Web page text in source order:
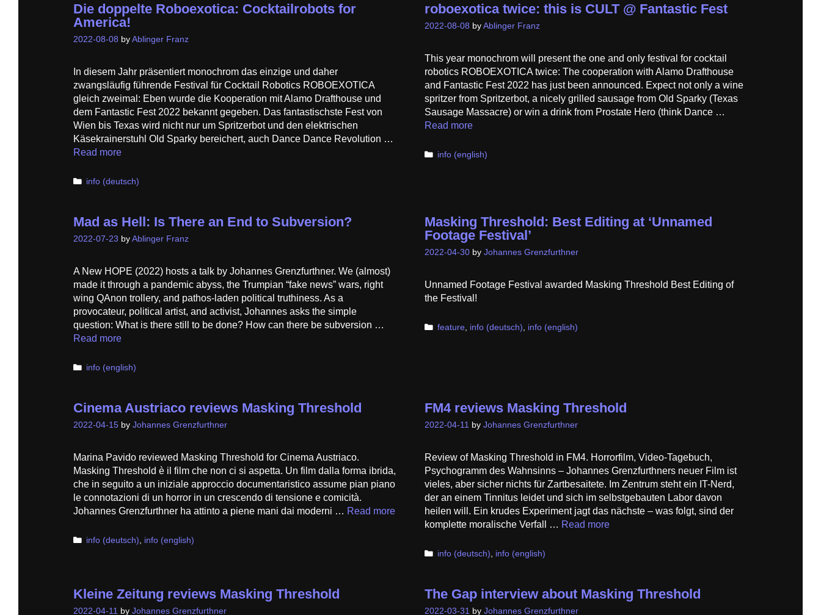
Die doppelte Roboexotica: Cocktailrobots for
America!
2022-08-08 by Ablinger Franz
In diesem Jahr präsentiert monochrom das einzige und daher
zwangsläufig führende Festival für Cocktail Robotics ROBOEXOTICA
gleich zweimal: Eben wurde die Kooperation mit Alamo Drafthouse und
dem Fantastic Fest 2022 bekannt gegeben. Das fantastischste Fest von
Wien bis Texas wird nicht nur um Spritzerbot und den elektrischen
Käsekrainerstuhl Old Sparky bereichert, auch Dance Dance Revolution …
Read more
Categories
info (deutsch)
roboexotica twice: this is CULT @ Fantastic Fest
2022-08-08 by Ablinger Franz
This year monochrom will present the one and only festival for cocktail
robotics ROBOEXOTICA twice: The cooperation with Alamo Drafthouse
and Fantastic Fest 2022 has just been announced. Expect not only a wine
spritzer from Spritzerbot, a nicely grilled sausage from Old Sparky (Texas
Sausage Massacre) or win a drink from Prostate Hero (think Dance …
Read more
Categories
info (english)
Mad as Hell: Is There an End to Subversion?
2022-07-23 by Ablinger Franz
A New HOPE (2022) hosts a talk by Johannes Grenzfurthner. We (almost)
made it through a pandemic abyss, the Trumpian “fake news” wars, right
wing QAnon trollery, and pathos-laden political truthiness. As a
provocateur, political artist, and activist, Johannes asks the simple
question: What is there still to be done? How can there be subversion …
Read more
Categories
info (english)
Masking Threshold: Best Editing at ‘Unnamed
Footage Festival’
2022-04-30 by Johannes Grenzfurthner
Unnamed Footage Festival awarded Masking Threshold Best Editing of
the Festival!
Categories
feature, info (deutsch) info (english)
Cinema Austriaco reviews Masking Threshold
2022-04-15 by Johannes Grenzfurthner
Marina Pavido reviewed Masking Threshold for Cinema Austriaco.
Masking Threshold è il film che non ci si aspetta. Un film dalla forma ibrida,
che in seguito a un iniziale approccio documentaristico assume pian piano
le connotazioni di un horror in un crescendo di tensione e comicità.
Johannes Grenzfurthner ha attinto a piene mani dai moderni … Read more
Categories
info (deutsch) info (english)
FM4 reviews Masking Threshold
2022-04-11 by Johannes Grenzfurthner
Review of Masking Threshold in FM4. Horrorfilm, Video-Tagebuch,
Psychogramm des Wahnsinns – Johannes Grenzfurthners neuer Film ist
vieles, aber sicher nichts für Zartbesaitete. Im Zentrum steht ein IT-Nerd,
der an einem Tinnitus leidet und sich im selbstgebauten Labor davon
heilen will. Ein krudes Experiment jagt das nächste – was folgt, sind der
komplette moralische Verfall … Read more
Categories
info (deutsch) info (english)
Kleine Zeitung reviews Masking Threshold
2022-04-11 by Johannes Grenzfurthner
The Gap interview about Masking Threshold
2022-03-31 by Johannes Grenzfurthner